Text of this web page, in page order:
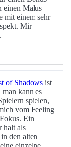
einen Malus
mit einem sehr
Mir
of Shadows ist
kann es
spielen,
vom Feeling
Ein
halt als
den alten
einzelne